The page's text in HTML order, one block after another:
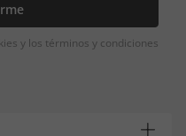
y los términos y condiciones